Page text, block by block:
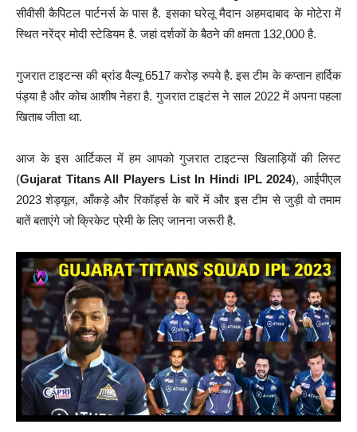
सीवीसी कैपिटल पार्टनर्स के पास है. इसका घरेलू मैदान अहमदाबाद के मोटेरा में
स्थित नरेंद्र मोदी स्टेडियम है. जहां दर्शकों के बैठने की क्षमता 132,000 है.
गुजरात टाइटन्स की ब्रांड वैल्यू 6517 करोड़ रुपये है. इस टीम के कप्तान हार्दिक
पंड्या है और कोच आशीष नेहरा है. गुजरात टाइटंस ने साल 2022 में अपना पहला
खिताब जीता था.
आज के इस आर्टिकल में हम आपको गुजरात टाइटन्स खिलाड़ियों की लिस्ट
(Gujarat Titans All Players List In Hindi IPL 2024), आईपीएल
2023 शेड्यूल, आँकड़े और रिकॉर्ड्स के बारें में और इस टीम से जुड़ी वो तमाम
बातें बताएंगे जो क्रिकेट प्रेमी के लिए जानना जरूरी है.